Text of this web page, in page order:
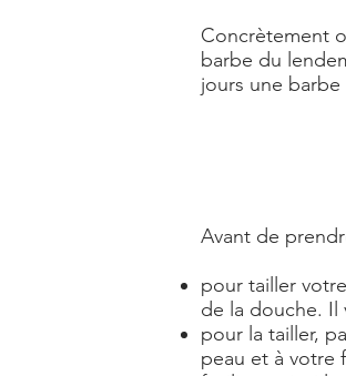
Concrètement
barbe du
jours une
Avant de
pour tailler
de la douche. Il
pour la tailler,
peau et à votre